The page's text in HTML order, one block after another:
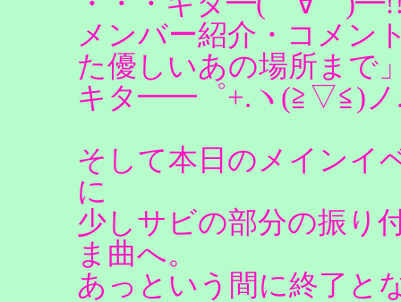
メンバー紹介・コメン
た優しいあの場所まで
キタ━━゜+.ヽ(≧▽≦)
そして本日のメインイ
に
少しサビの部分の振り
ま曲へ。
あっという間に終了と